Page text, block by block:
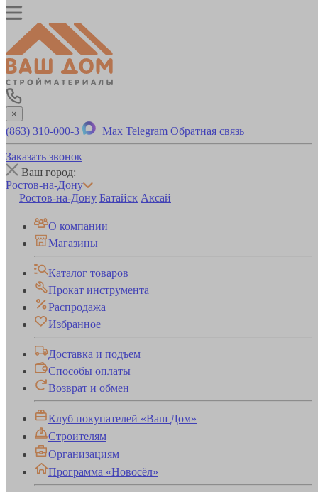
×
(863) 310-000-3 Max Telegram Обратная связь
Заказать звонок
Ваш город:
Ростов-на-Дону
Ростов-на-Дону Батайск Аксай
О компании
Магазины
Каталог товаров
Прокат инструмента
Распродажа
Избранное
Доставка и подъем
Способы оплаты
Возврат и обмен
Клуб покупателей «Ваш Дом»
Строителям
Организациям
Программа «Новосёл»